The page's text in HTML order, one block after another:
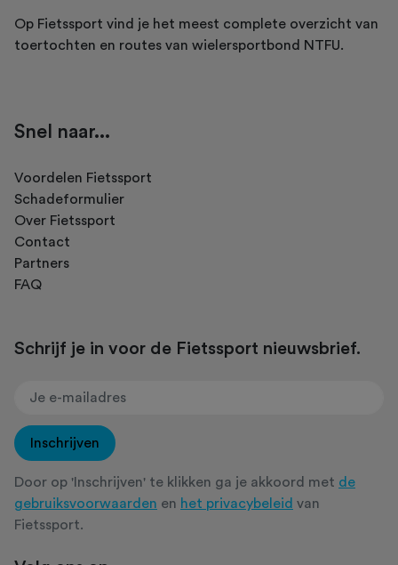
Op Fietssport vind je het meest complete overzicht van
toertochten en routes van wielersportbond NTFU.
Snel naar...
Voordelen Fietssport
Schadeformulier
Over Fietssport
Contact
Partners
FAQ
Schrijf je in voor de Fietssport nieuwsbrief.
Inschrijven
Door op 'Inschrijven' te klikken ga je akkoord met de
gebruiksvoorwaarden en het privacybeleid van
Fietssport.